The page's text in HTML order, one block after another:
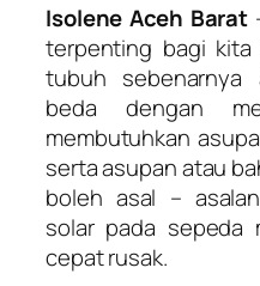
Isolene Aceh Barat
terpenting bagi kita
tubuh sebenarnya
beda dengan
membutuhkan
serta asupan atau
boleh asal –
solar pada sepeda
cepat rusak.